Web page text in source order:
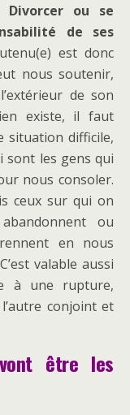
Divorcer ou se
de ses
est donc
nous soutenir,
de son
existe, il faut
situation difficile,
sont les gens qui
nous consoler.
ceux sur qui on
ou
en nous
valable aussi
à une rupture,
conjoint et
être les